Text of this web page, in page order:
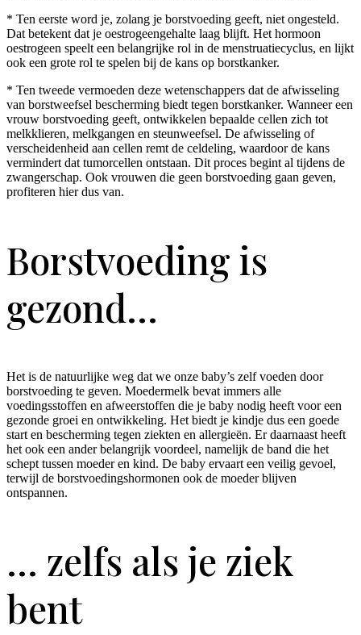
* Ten eerste word je, zolang je borstvoeding geeft, niet ongesteld.
Dat betekent dat je oestrogeengehalte laag blijft. Het hormoon
oestrogeen speelt een belangrijke rol in de menstruatiecyclus, en lijkt
ook een grote rol te spelen bij de kans op borstkanker.
* Ten tweede vermoeden deze wetenschappers dat de afwisseling
van borstweefsel bescherming biedt tegen borstkanker. Wanneer een
vrouw borstvoeding geeft, ontwikkelen bepaalde cellen zich tot
melkklieren, melkgangen en steunweefsel. De afwisseling of
verscheidenheid aan cellen remt de celdeling, waardoor de kans
vermindert dat tumorcellen ontstaan. Dit proces begint al tijdens de
zwangerschap. Ook vrouwen die geen borstvoeding gaan geven,
profiteren hier dus van.
Borstvoeding is
gezond…
Het is de natuurlijke weg dat we onze baby’s zelf voeden door
borstvoeding te geven. Moedermelk bevat immers alle
voedingsstoffen en afweerstoffen die je baby nodig heeft voor een
gezonde groei en ontwikkeling. Het biedt je kindje dus een goede
start en bescherming tegen ziekten en allergieën. Er daarnaast heeft
het ook een ander belangrijk voordeel, namelijk de band die het
schept tussen moeder en kind. De baby ervaart een veilig gevoel,
terwijl de borstvoedingshormonen ook de moeder blijven
ontspannen.
… zelfs als je ziek
bent